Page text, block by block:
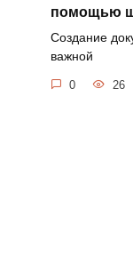
помощью
Создание
важной
0 26